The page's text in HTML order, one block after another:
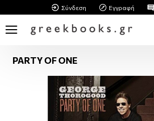
Σύνδεση Εγγραφή
PARTY OF ONE